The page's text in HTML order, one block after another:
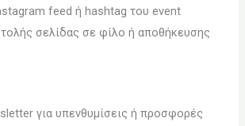
feed ή hashtag του event
σελίδας σε φίλο ή αποθήκευσης
για υπενθυμίσεις ή προσφορές